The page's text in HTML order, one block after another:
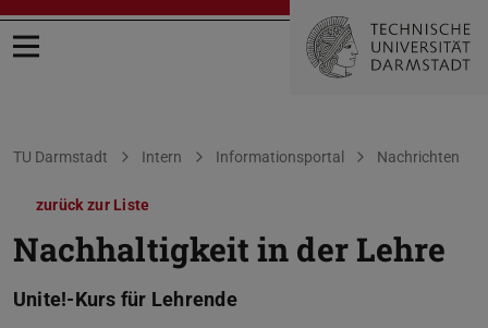
Menü öffnen
Sie befinden sich hier:
TU Darmstadt Intern Informationsportal Nachrichten
zurück zur Liste
Nachhaltigkeit in der Lehre
Unite!-Kurs für Lehrende